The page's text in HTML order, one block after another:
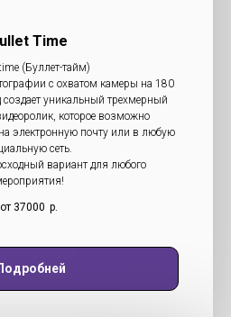
Time
(Буллет-тайм)
с охватом камеры на 180
создает уникальный трехмерный
которое возможно
электронную почту или в любую
сеть.
вариант для любого
от 37000 р.